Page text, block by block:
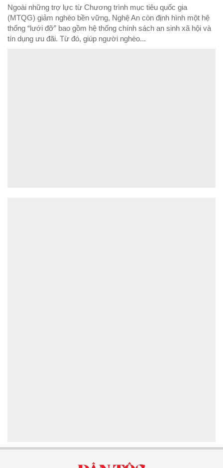
Ngoài những trợ lực từ Chương trình mục tiêu quốc gia
(MTQG) giảm nghèo bền vững, Nghệ An còn định hình một hệ
thống “lưới đỡ” bao gồm hệ thống chính sách an sinh xã hội và
tín dụng ưu đãi. Từ đó, giúp người nghèo...